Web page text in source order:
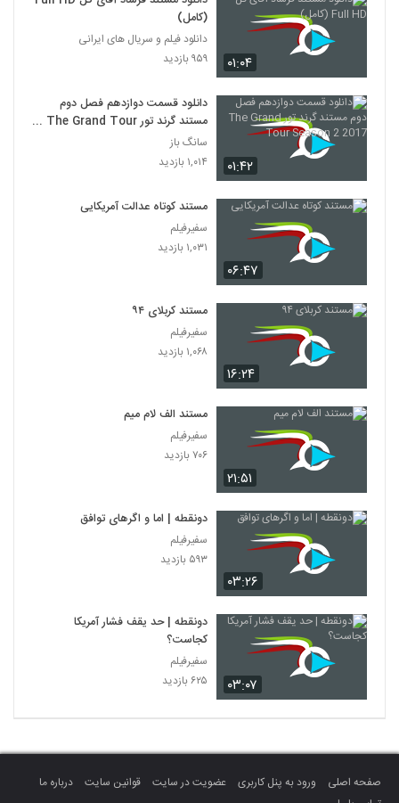
۰۱:۰۴
(کامل)
دانلود فیلم و سریال های ایرانی
۹۵۹ بازدید
۰۱:۴۲
دانلود قسمت دوازدهم فصل دوم
مستند گرند تور The Grand Tour
Season 2 2017
سانگ باز
۱,۰۱۴ بازدید
۰۶:۴۷
مستند کوتاه عدالت آمریکایی
سفیرفیلم
۱,۰۳۱ بازدید
۱۶:۲۴
مستند کربلای ۹۴
سفیرفیلم
۱,۰۶۸ بازدید
۲۱:۵۱
مستند الف لام میم
سفیرفیلم
۷۰۶ بازدید
۰۳:۲۶
دونقطه | اما و اگرهای توافق
سفیرفیلم
۵۹۳ بازدید
۰۳:۰۷
دونقطه | حد یقف فشار آمریکا
کجاست؟
سفیرفیلم
۶۲۵ بازدید
صفحه اصلی ورود به پنل کاربری عضویت در سایت قوانین سایت
درباره ما